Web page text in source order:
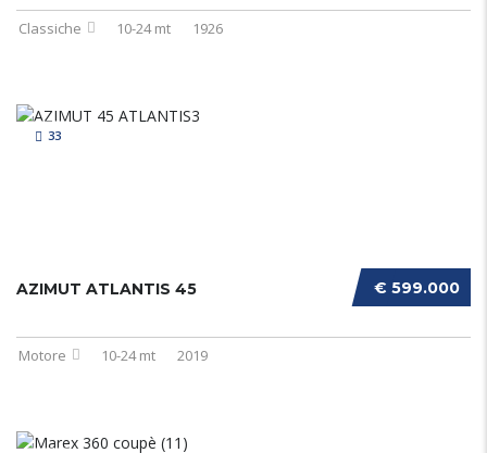
Classiche 10-24 mt 1926
33
€ 599.000
AZIMUT ATLANTIS 45
Motore 10-24 mt 2019